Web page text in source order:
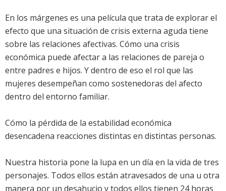
En los márgenes es una película que trata de explorar el
efecto que una situación de crisis externa aguda tiene
sobre las relaciones afectivas. Cómo una crisis
económica puede afectar a las relaciones de pareja o
entre padres e hijos. Y dentro de eso el rol que las
mujeres desempeñan como sostenedoras del afecto
dentro del entorno familiar.
Cómo la pérdida de la estabilidad económica
desencadena reacciones distintas en distintas personas.
Nuestra historia pone la lupa en un día en la vida de tres
personajes. Todos ellos están atravesados de una u otra
manera por un desahucio y todos ellos tienen 24 horas